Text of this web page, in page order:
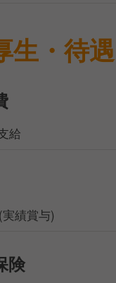
生・待遇
給
績賞与)
険